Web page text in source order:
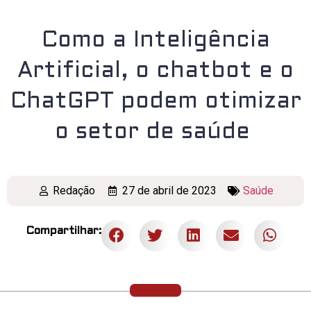
Como a Inteligência
Artificial, o chatbot e o
ChatGPT podem otimizar
o setor de saúde
Redação 27 de abril de 2023 Saúde
Compartilhar: